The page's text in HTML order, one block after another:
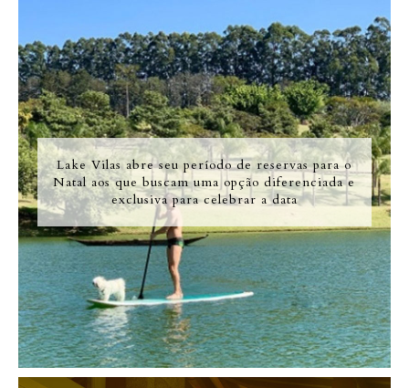
Lake Vilas abre seu período de reservas para o
Natal aos que buscam uma opção diferenciada e
exclusiva para celebrar a data